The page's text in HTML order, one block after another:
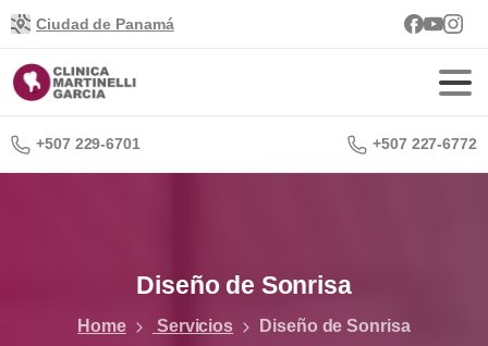
Ciudad de Panamá
+507 229-6701 +507 227-6772
Diseño de Sonrisa
Home Servicios Diseño de Sonrisa